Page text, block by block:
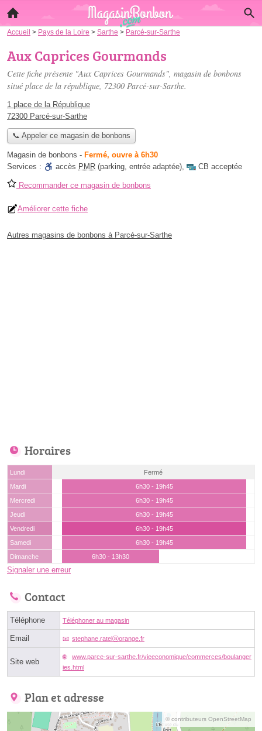
Accueil > Pays de la Loire > Sarthe > Parcé-sur-Sarthe
Aux Caprices Gourmands
Cette fiche présente "Aux Caprices Gourmands", magasin de bonbons
situé place de la république, 72300 Parcé-sur-Sarthe.
1 place de la République
72300 Parcé-sur-Sarthe
📞 Appeler ce magasin de bonbons
Magasin de bonbons - Fermé, ouvre à 6h30
Services :
accès PMR (parking, entrée adaptée), CB acceptée
Recommander ce magasin de bonbons
Améliorer cette fiche
Autres magasins de bonbons à Parcé-sur-Sarthe
Horaires
Lundi
Fermé
Mardi
6h30 - 19h45
Mercredi
6h30 - 19h45
Jeudi
6h30 - 19h45
Vendredi
6h30 - 19h45
Samedi
6h30 - 19h45
Dimanche
6h30 - 13h30
Signaler une erreur
Contact
Téléphone Téléphoner au magasin
Email stephane.ratelⓐorange.fr
Site web
www.parce-sur-sarthe.fr/vieeconomique/commerces/boulanger
ies.html
Plan et adresse
© contributeurs OpenStreetMap